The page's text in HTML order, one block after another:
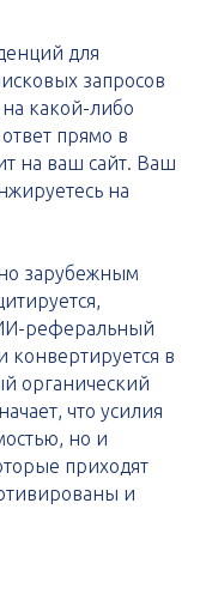
для
запросов
какой-либо
прямо в
на ваш сайт. Ваш
на
зарубежным
реферальный
конвертируется в
органический
что усилия
но и
приходят
и